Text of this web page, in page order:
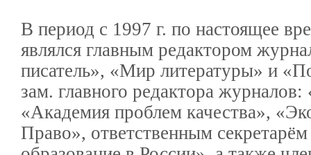
В период с 1997 г. по настоящее
являлся главным редактором
писатель», «Мир литературы» и
зам. главного редактора
«Академия проблем качества»,
Право», ответственным